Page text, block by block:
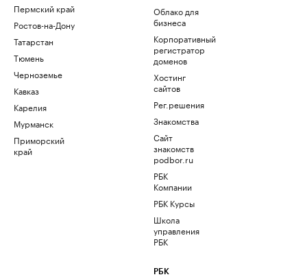
Пермский край
Ростов-на-Дону
Татарстан
Тюмень
Черноземье
Кавказ
Карелия
Мурманск
Приморский
край
Облако для
бизнеса
Корпоративный
регистратор
доменов
Хостинг
сайтов
Рег.решения
Знакомства
Сайт
знакомств
podbor.ru
РБК
Компании
РБК Курсы
Школа
управления
РБК
РБК